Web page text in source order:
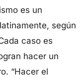
es un
según
caso es
hacer un
“Hacer el